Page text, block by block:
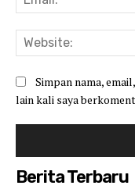
Simpan nama,
lain kali saya
Berita Terbaru